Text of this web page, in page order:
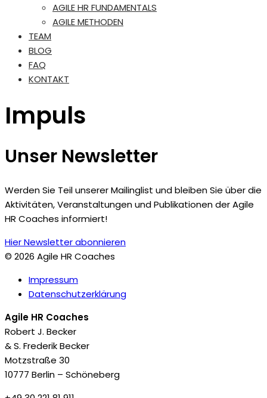
AGILE HR FUNDAMENTALS
AGILE METHODEN
TEAM
BLOG
FAQ
KONTAKT
Impuls
Unser Newsletter
Werden Sie Teil unserer Mailinglist und bleiben Sie über die
Aktivitäten, Veranstaltungen und Publikationen der Agile
HR Coaches informiert!
Hier Newsletter abonnieren
© 2026 Agile HR Coaches
Impressum
Datenschutzerklärung
Agile HR Coaches
Robert J. Becker
& S. Frederik Becker
Motzstraße 30
10777 Berlin – Schöneberg